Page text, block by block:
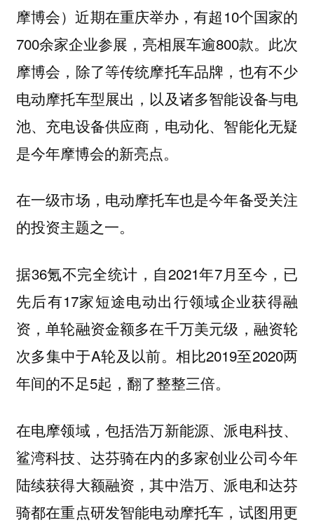
摩博会）近期在重庆举办，有超10个国家的
700余家企业参展，亮相展车逾800款。 此次
摩博会，除了等传统摩托车品牌，也有不少
电动摩托车型展出，以及诸多智能设备与电
池、充电设备供应商，电动化、智能化无疑
是今年摩博会的新亮点。
在一级市场，电动摩托车也是今年备受关注
的投资主题之一。
据36氪不完全统计，自2021年7月至今，已
先后有17家短途电动出行领域企业获得融
资，单轮融资金额多在千万美元级，融资轮
次多集中于A轮及以前。相比2019至2020两
年间的不足5起，翻了整整三倍。
在电摩领域，包括浩万新能源、派电科技、
鲨湾科技、达芬骑在内的多家创业公司今年
陆续获得大额融资，其中浩万、派电和达芬
骑都在重点研发智能电动摩托车，试图用更